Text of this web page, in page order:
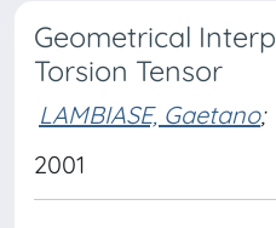
Geometrical
Torsion Tensor
LAMBIASE, Gaetano;
2001